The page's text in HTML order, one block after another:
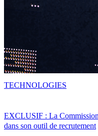
EXCLUSIF : La
dans son outil de recrutement
TECHNOLOGIES